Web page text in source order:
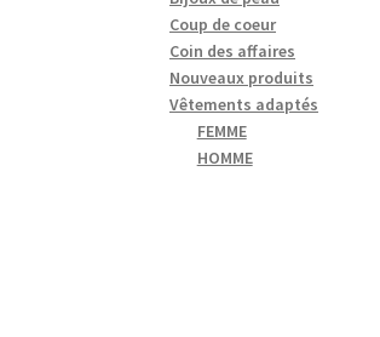
Coup de coeur
Coin des affaires
Nouveaux produits
Vêtements adaptés
FEMME
HOMME